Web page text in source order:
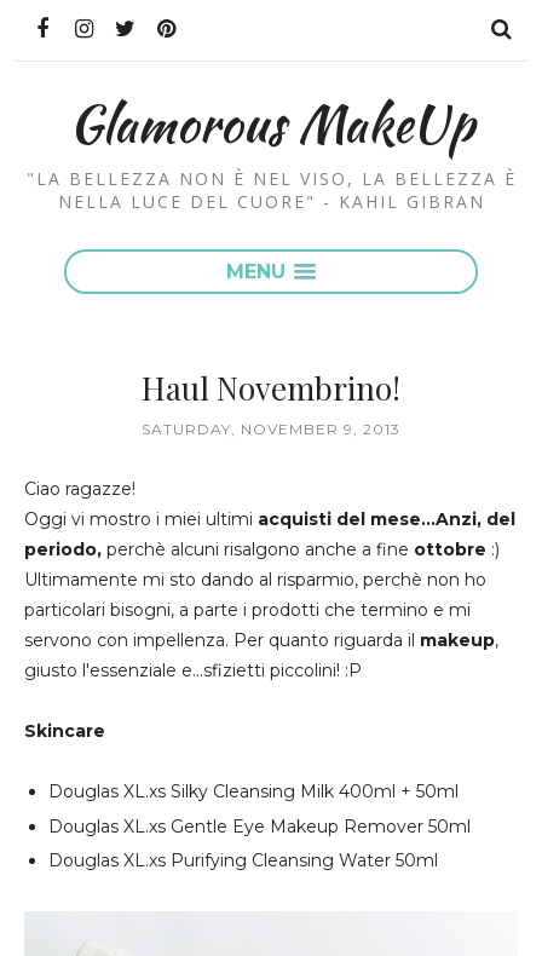
Glamorous MakeUp
"LA BELLEZZA NON È NEL VISO, LA BELLEZZA È
NELLA LUCE DEL CUORE" - KAHIL GIBRAN
MENU
Haul Novembrino!
SATURDAY, NOVEMBER 9, 2013
Ciao ragazze!
Oggi vi mostro i miei ultimi acquisti del mese...Anzi, del
periodo, perchè alcuni risalgono anche a fine ottobre :)
Ultimamente mi sto dando al risparmio, perchè non ho
particolari bisogni, a parte i prodotti che termino e mi
servono con impellenza. Per quanto riguarda il makeup,
giusto l'essenziale e...sfizietti piccolini! :P
Skincare
Douglas XL.xs Silky Cleansing Milk 400ml + 50ml
Douglas XL.xs Gentle Eye Makeup Remover 50ml
Douglas XL.xs Purifying Cleansing Water 50ml